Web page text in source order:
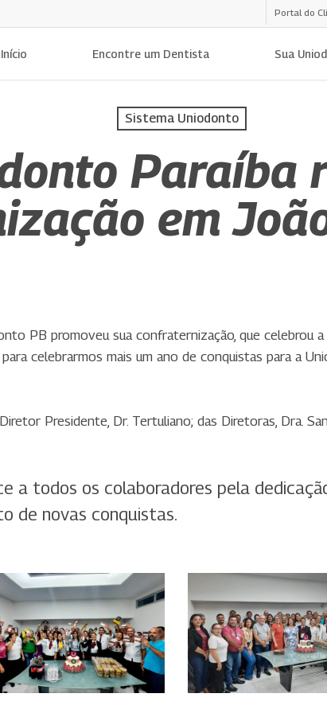
Portal do
Início Encontre um Dentista Sua
Sistema Uniodonto
Paraíba
em
PB promoveu sua confraternização, que celebrou
celebrarmos mais um ano de conquistas para a
Presidente, Dr. Tertuliano; das Diretoras, Dra.
a todos os colaboradores pela
de novas conquistas.
Image
22
Image
2023-
12-
22